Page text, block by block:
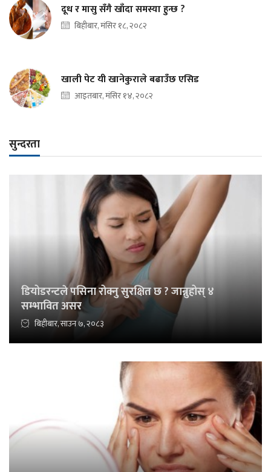
दूध र मासु सँगै खाँदा समस्या हुन्छ ?
बिहीबार, मंसिर १८, २०८२
खाली पेट यी खानेकुराले बढाउँछ एसिड
आइतबार, मंसिर १४, २०८२
सुन्दरता
डियोडरन्टले पसिना रोक्नु सुरक्षित छ ? जान्नुहोस् ४
सम्भावित असर
बिहीबार, साउन ७, २०८३